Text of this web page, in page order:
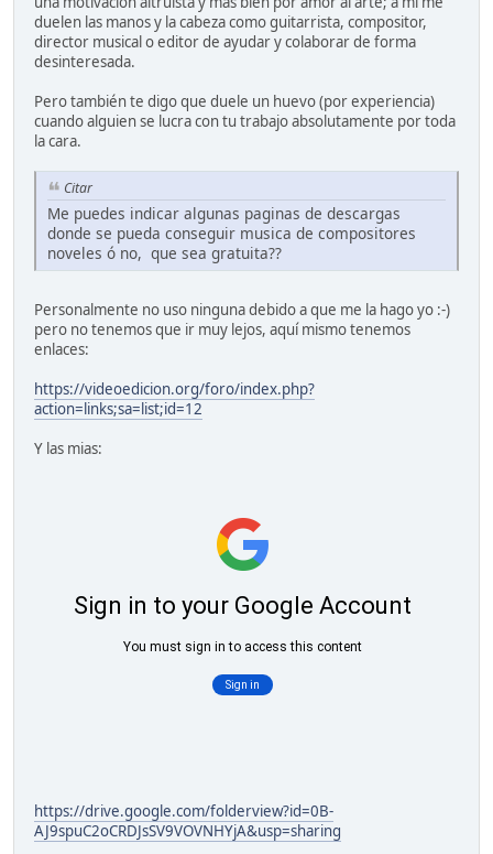
duelen las manos y la cabeza como guitarrista, compositor,
director musical o editor de ayudar y colaborar de forma
desinteresada.
Pero también te digo que duele un huevo (por experiencia)
cuando alguien se lucra con tu trabajo absolutamente por toda
la cara.
Citar
Me puedes indicar algunas paginas de descargas
donde se pueda conseguir musica de compositores
noveles ó no, que sea gratuita??
Personalmente no uso ninguna debido a que me la hago yo :-)
pero no tenemos que ir muy lejos, aquí mismo tenemos
enlaces:
https://videoedicion.org/foro/index.php?
action=links;sa=list;id=12
Y las mias:
https://drive.google.com/folderview?id=0B-
AJ9spuC2oCRDJsSV9VOVNHYjA&usp=sharing